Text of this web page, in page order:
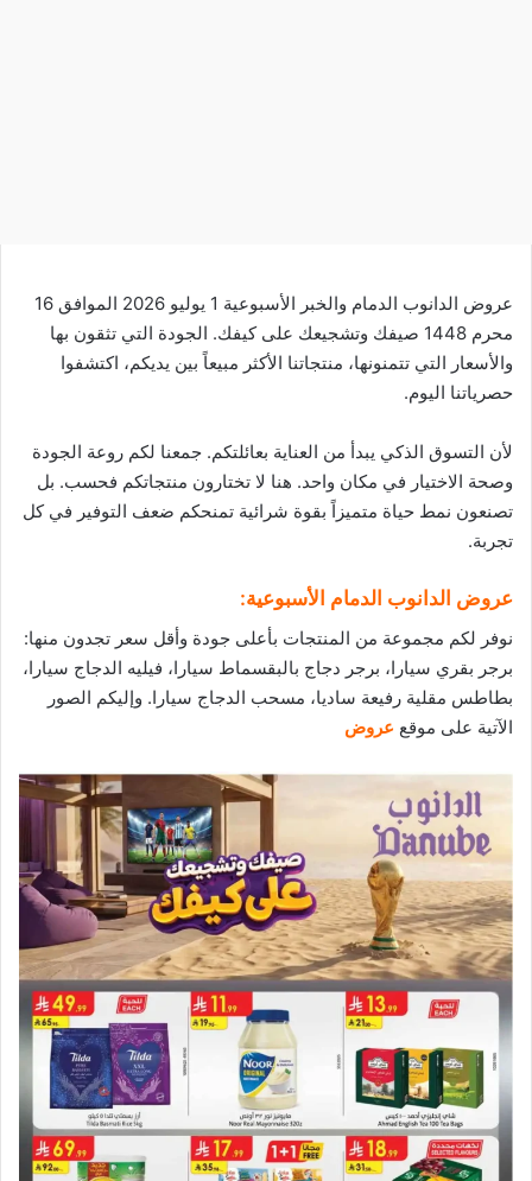
عروض الدانوب الدمام والخبر الأسبوعية 1 يوليو 2026 الموافق 16
محرم 1448 صيفك وتشجيعك على كيفك. الجودة التي تثقون بها
والأسعار التي تتمنونها، منتجاتنا الأكثر مبيعاً بين يديكم، اكتشفوا
حصرياتنا اليوم.
لأن التسوق الذكي يبدأ من العناية بعائلتكم. جمعنا لكم روعة الجودة
وصحة الاختيار في مكان واحد. هنا لا تختارون منتجاتكم فحسب. بل
تصنعون نمط حياة متميزاً بقوة شرائية تمنحكم ضعف التوفير في كل
تجربة.
عروض الدانوب الدمام الأسبوعية:
نوفر لكم مجموعة من المنتجات بأعلى جودة وأقل سعر تجدون منها:
برجر بقري سيارا، برجر دجاج بالبقسماط سيارا، فيليه الدجاج سيارا،
بطاطس مقلية رفيعة ساديا، مسحب الدجاج سيارا. وإليكم الصور
الآتية على موقع عروض